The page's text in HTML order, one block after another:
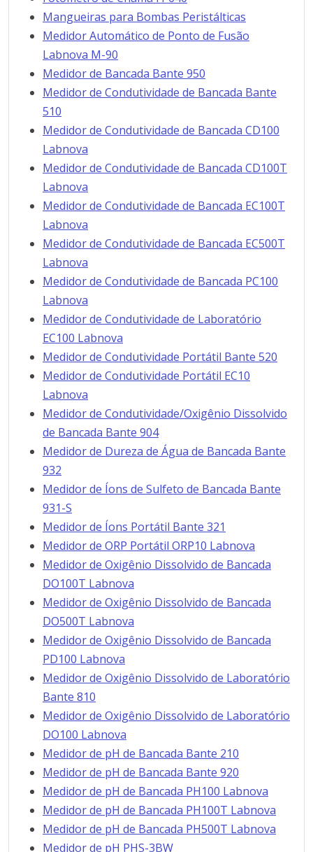
Mangueiras para Bombas Peristálticas
Medidor Automático de Ponto de Fusão
Labnova M-90
Medidor de Bancada Bante 950
Medidor de Condutividade de Bancada Bante
510
Medidor de Condutividade de Bancada CD100
Labnova
Medidor de Condutividade de Bancada CD100T
Labnova
Medidor de Condutividade de Bancada EC100T
Labnova
Medidor de Condutividade de Bancada EC500T
Labnova
Medidor de Condutividade de Bancada PC100
Labnova
Medidor de Condutividade de Laboratório
EC100 Labnova
Medidor de Condutividade Portátil Bante 520
Medidor de Condutividade Portátil EC10
Labnova
Medidor de Condutividade/Oxigênio Dissolvido
de Bancada Bante 904
Medidor de Dureza de Água de Bancada Bante
932
Medidor de Íons de Sulfeto de Bancada Bante
931-S
Medidor de Íons Portátil Bante 321
Medidor de ORP Portátil ORP10 Labnova
Medidor de Oxigênio Dissolvido de Bancada
DO100T Labnova
Medidor de Oxigênio Dissolvido de Bancada
DO500T Labnova
Medidor de Oxigênio Dissolvido de Bancada
PD100 Labnova
Medidor de Oxigênio Dissolvido de Laboratório
Bante 810
Medidor de Oxigênio Dissolvido de Laboratório
DO100 Labnova
Medidor de pH de Bancada Bante 210
Medidor de pH de Bancada Bante 920
Medidor de pH de Bancada PH100 Labnova
Medidor de pH de Bancada PH100T Labnova
Medidor de pH de Bancada PH500T Labnova
Medidor de pH PHS-3BW